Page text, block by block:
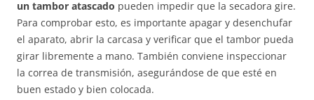
un tambor atascado pueden impedir que la secadora gire.
Para comprobar esto, es importante apagar y desenchufar
el aparato, abrir la carcasa y verificar que el tambor pueda
girar libremente a mano. También conviene inspeccionar
la correa de transmisión, asegurándose de que esté en
buen estado y bien colocada.